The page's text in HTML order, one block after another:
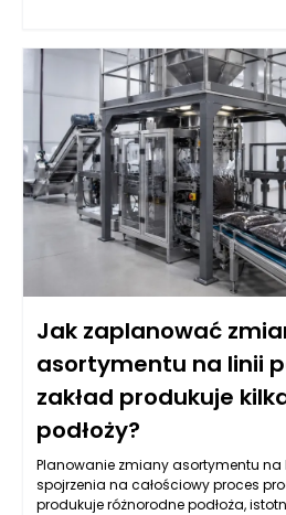
lub zbyt wilgotne podłoże także
których materiał przylega do
zaprojektowane maszyny pakujące
powinny być w stanie
odpowiednie dostosowanie ich
zrozumienie przyczyn tej sytuacji to
znalezienia skutecznych rozwiązań.
Jak zaplanować
asortymentu na linii
zakład produkuje
podłoży?
Planowanie zmiany asortymentu
spojrzenia na całościowy proces
produkuje różnorodne podłoża,